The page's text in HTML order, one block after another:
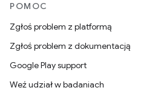
POMOC
Zgłoś problem z platformą
Zgłoś problem z dokumentacją
Google Play support
Weź udział w badaniach